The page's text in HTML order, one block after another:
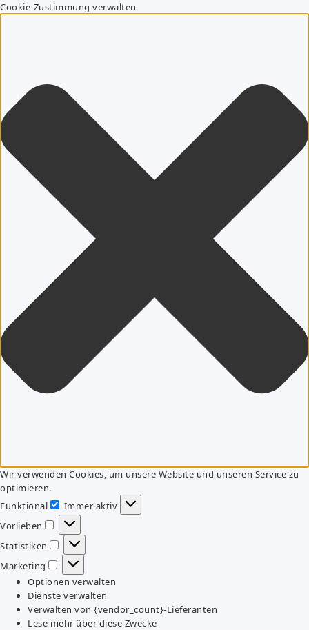
Cookie-Zustimmung verwalten
Wir verwenden Cookies, um unsere Website und unseren Service zu
optimieren.
Funktional
Funktional
Immer aktiv
Vorlieben
Vorlieben
Statistiken
Statistiken
Marketing
Marketing
Optionen verwalten
Dienste verwalten
Verwalten von {vendor_count}-Lieferanten
Lese mehr über diese Zwecke